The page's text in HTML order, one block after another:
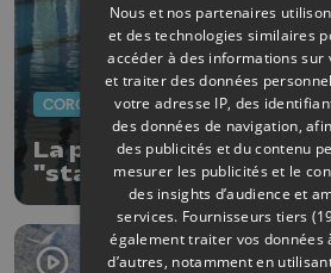
CORONAVIRUS
La piscine de Waremme
"starting blocks"
Nous et nos partenaires
et des technologies similaires
accéder à des informations sur
et traiter des données
votre adresse IP, des
des données de navigation,
des publicités et du contenu
mesurer les publicités et le
des insights d’audience et
services. Fournisseurs tiers
également traiter vos données
d’autres, notamment en